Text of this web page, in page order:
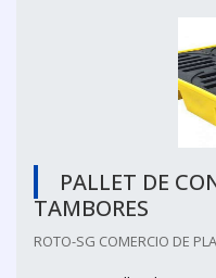
PALLET DE
TAMBORES
ROTO-SG COMERCIO DE